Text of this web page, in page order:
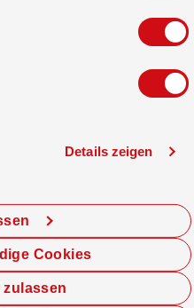
Details zeigen
Cookies